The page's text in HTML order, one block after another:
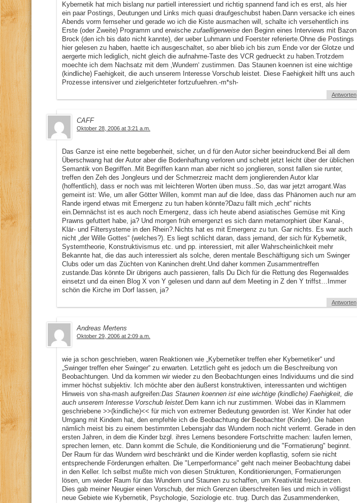
Kybernetik hat mich bislang nur partiell interessiert und richtig spannend fand ich es erst, als hier
ein paar Postings, Deutungen und Links mich quasi draufgeschubst haben.Dann versacke ich eines
Abends vorm fernseher und gerade wo ich die Kiste ausmachen will, schalte ich versehentlich ins
Erste (oder Zweite) Programm und erwische zufaelligerweise den Beginn eines Interviews mit Bazon
Brock (den ich bis dato nicht kannte), der ueber Luhmann und Foerster referierte.Ohne die Postings
hier gelesen zu haben, haette ich ausgeschaltet, so aber blieb ich bis zum Ende vor der Glotze und
aergerte mich lediglich, nicht gleich die aufnahme-Taste des VCR gedrueckt zu haben.Trotzdem
moechte ich dem Nachsatz mit dem ‚Wundern‘ zustimmen. Das Staunen koennen ist eine wichtige
(kindliche) Faehigkeit, die auch unserem Interesse Vorschub leistet. Diese Faehigkeit hilft uns auch
Prozesse intensiver und zielgerichteter fortzufuehren.-m*sh-
Antworten
CAFF
Oktober 28, 2006 at 3:21 a.m.
Das Ganze ist eine nette begebenheit, sicher, un d für den Autor sicher beeindruckend.Bei all dem
Überschwang hat der Autor aber die Bodenhaftung verloren und schebt jetzt leicht über der üblichen
Semantik von Begriffen..Mit Begriffen kann man aber nicht so jonglieren, sonst fallen sie runter,
treffen den Zeh des Jongleurs und der Schmerzreiz macht dem jonglierenden Autor klar
(hoffentlich), dass er noch was mit leichteren Worten üben muss..So, das war jetzt arrogant.Was
gemeint ist: Wie, um aller Götter Willen, kommt man auf die Idee, dass das Phänomen auch nur am
Rande irgend etwas mit Emergenz zu tun haben könnte?Dazu fällt mich „echt“ nichts
ein.Demnächst ist es auch noch Emergenz, dass ich heute abend asiatisches Gemüse mit King
Prawns gefuttert habe, ja? Und morgen früh emergenzt es sich dann metamorphiert über Kanal-,
Klär- und Filtersysteme in den Rhein?.Nichts hat es mit Emergenz zu tun. Gar nichts. Es war auch
nicht „der Wille Gottes“ (welches?). Es liegt schlicht daran, dass jemand, der sich für Kybernetik,
Systemtheorie, Konstruktivismus etc. und pp. interessiert, mit aller Wahrscheinlichkeit mehr
Bekannte hat, die das auch interessiert als solche, deren mentale Beschäftigung sich um Swinger
Clubs oder um das Züchten von Kaninchen dreht.Und daher kommen Zusammentreffen
zustande.Das könnte Dir übrigens auch passieren, falls Du Dich für die Rettung des Regenwaldes
einsetzt und da einen Blog X von Y gelesen und dann auf dem Meeting in Z den Y triffst…Immer
schön die Kirche im Dorf lassen, ja?
Antworten
Andreas Mertens
Oktober 29, 2006 at 2:09 a.m.
wie ja schon geschrieben, waren Reaktionen wie „Kybernetiker treffen eher Kybernetiker“ und
„Swinger treffen eher Swinger“ zu erwarten. Letztlich geht es jedoch um die Beschreibung von
Beobachtungen. Und da kommen wir wieder zu den Beobachtungen eines Individuums und die sind
immer höchst subjektiv. Ich möchte aber den äußerst konstruktiven, interessanten und wichtigen
Hinweis von sha-mash aufgreifen:Das Staunen koennen ist eine wichtige (kindliche) Faehigkeit, die
auch unserem Interesse Vorschub leistet. Dem kann ich nur zustimmen. Wobei das in Klammern
geschriebene >>(kindliche)<< für mich von extremer Bedeutung geworden ist. Wer Kinder hat oder
Umgang mit Kindern hat, den empfehle ich die Beobachtung der Beobachter (Kinder). Die haben
nämlich meist bis zu einem bestimmten Lebensjahr das Wundern noch nicht verlernt. Gerade in den
ersten Jahren, in dem die Kinder bzgl. ihres Lernens besondere Fortschritte machen: laufen lernen,
sprechen lernen, etc. Dann kommt die Schule, die Konditionierung und die "Formatierung" beginnt.
Der Raum für das Wundern wird beschränkt und die Kinder werden kopflastig, sofern sie nicht
entsprechende Förderungen erhalten. Die "Lernperformance" geht nach meiner Beobachtung dabei
in den Keller. Ich selbst mußte mich von diesen Strukturen, Konditionierungen, Formatierungen
lösen, um wieder Raum für das Wundern und Staunen zu schaffen, um Kreativität freizusetzen.
Dies gab meiner Neugier einen Vorschub, der mich Grenzen überschreiten lies und mich in völligst
neue Gebiete wie Kybernetik, Psychologie, Soziologie etc. trug. Durch das Zusammendenken,